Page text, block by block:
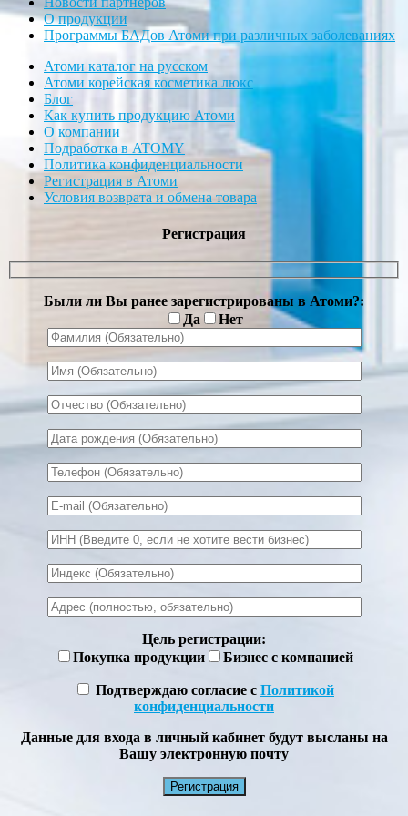
О продукции
Программы БАДов Атоми при различных заболеваниях
Атоми каталог на русском
Атоми корейская косметика люкс
Блог
Как купить продукцию Атоми
О компании
Подработка в ATOMY
Политика конфиденциальности
Регистрация в Атоми
Условия возврата и обмена товара
Регистрация
Были ли Вы ранее зарегистрированы в Атоми?:
Да
Нет
Цель регистрации:
Покупка продукции
Бизнес с компанией
Подтверждаю согласие с Политикой
конфиденциальности
Данные для входа в личный кабинет будут высланы на
Вашу электронную почту